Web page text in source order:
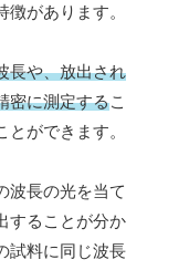
徴があります。
長や、放出され
密に測定するこ
ができます。
波長の光を当て
することが分か
試料に同じ波長